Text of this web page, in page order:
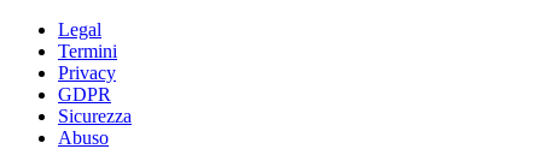
Legal
Termini
Privacy
GDPR
Sicurezza
Abuso